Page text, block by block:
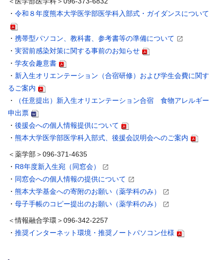
・ 令和８年度熊本大学医学部医学科入部式・ガイダンスについて
・ 携帯型パソコン、教科書、参考書等の準備について
・ 実習前感染対策に関する事前のお知らせ
・ 学友会趣意書
・ 新入生オリエンテーション（合宿研修）および学生会費に関す
るご案内
・
（任意提出）新入生オリエンテーション合宿 食物アレルギー
申出票
・ 後援会への個人情報提供について
・ 熊本大学医学部医学科入部式、後援会説明会へのご案内
＜薬学部＞096-371-4635
・ R8年度新入生宛（同窓会）
・ 同窓会への個人情報の提供について
・ 熊本大学基金への寄附のお願い（薬学科のみ）
・ 母子手帳のコピー提出のお願い（薬学科のみ）
＜情報融合学環＞096-342-2257
・ 推奨インターネット環境・推奨ノートパソコン仕様